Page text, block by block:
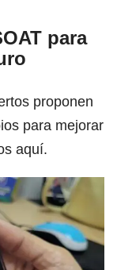
para
proponen
para mejorar
aquí.